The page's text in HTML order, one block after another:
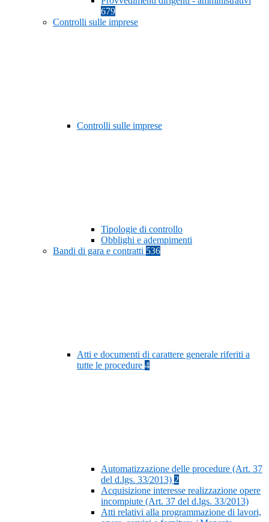
679
Controlli sulle imprese
Controlli sulle imprese
Tipologie di controllo
Obblighi e adempimenti
Bandi di gara e contratti 536
Atti e documenti di carattere generale riferiti a
tutte le procedure 4
Automatizzazione delle procedure (Art. 37
del d.lgs. 33/2013) 2
Acquisizione interesse realizzazione opere
incompiute (Art. 37 del d.lgs. 33/2013)
Atti relativi alla programmazione di lavori,